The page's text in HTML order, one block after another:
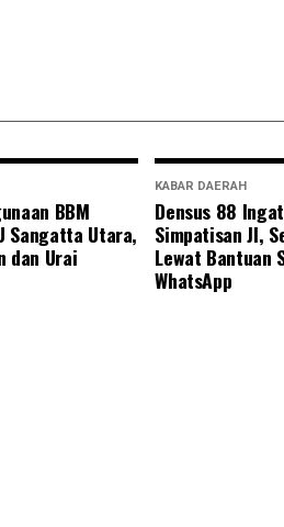
BBM
Sangatta Utara,
dan Urai
KABAR DAERAH
Densus 88
Simpatisan JI,
Lewat Bantuan
WhatsApp